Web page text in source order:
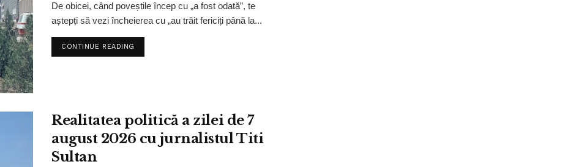
De obicei, când poveștile încep cu „a fost odată”, te
aștepți să vezi încheierea cu „au trăit fericiți până la...
CONTINUE READING
Realitatea politică a zilei de 7
august 2026 cu jurnalistul Titi
Sultan